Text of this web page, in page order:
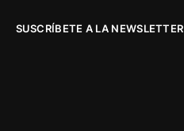
SUSCRÍBETE A LA NEWSLETTER